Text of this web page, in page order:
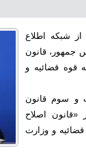
شبکه اطلاع
جمهور، قانون
قوه قضائیه و
و سوم قانون
اصلاح
و وزارت